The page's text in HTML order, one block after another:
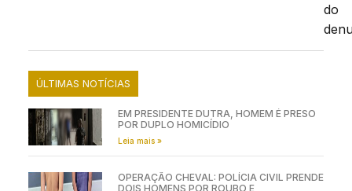
do
ÚLTIMAS NOTÍCIAS
EM PRESIDENTE DUTRA, HOMEM É PRESO
POR DUPLO HOMICÍDIO
Leia mais »
OPERAÇÃO CHEVAL: POLÍCIA CIVIL PRENDE
DOIS HOMENS POR ROUBO E